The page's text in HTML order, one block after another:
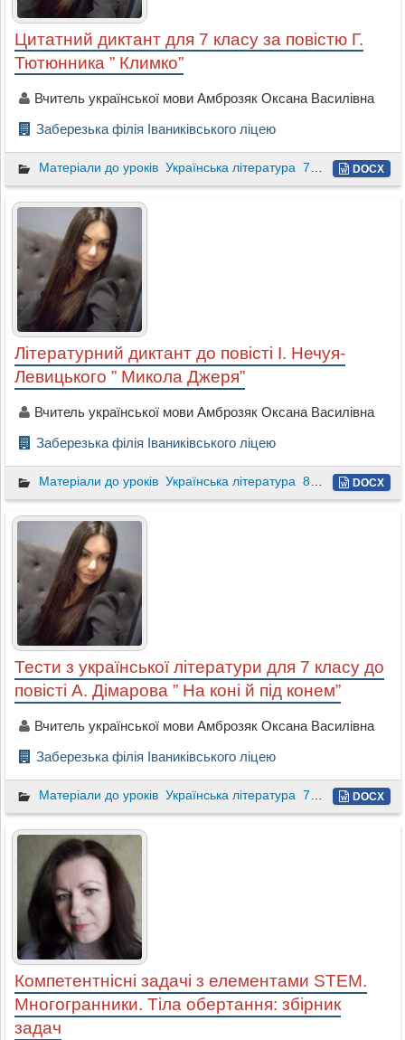
Цитатний диктант для 7 класу за повістю Г.
Тютюнника ” Климко”
Вчитель української мови Амброзяк Оксана Василівна
Заберезька філія Іваниківського ліцею
Матеріали до уроків Українська література 7 клас DOCX
Літературний диктант до повісті І. Нечуя-
Левицького ” Микола Джеря”
Вчитель української мови Амброзяк Оксана Василівна
Заберезька філія Іваниківського ліцею
Матеріали до уроків Українська література 8 клас DOCX
Тести з української літератури для 7 класу до
повісті А. Дімарова ” На коні й під конем”
Вчитель української мови Амброзяк Оксана Василівна
Заберезька філія Іваниківського ліцею
Матеріали до уроків Українська література 7 клас DOCX
Компетентнісні задачі з елементами STEM.
Многогранники. Тіла обертання: збірник
задач